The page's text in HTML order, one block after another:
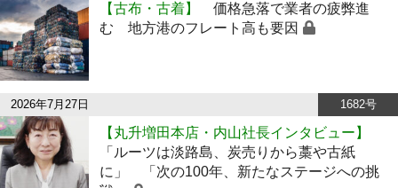
【古布・古着】
価格急落で業者の疲弊進
む 地方港のフレート高も要因
2026年7月27日 1682号
【丸升増田本店・内山社長インタビュー】
「ルーツは淡路島、炭売りから藁や古紙
に」 「次の100年、新たなステージへの挑